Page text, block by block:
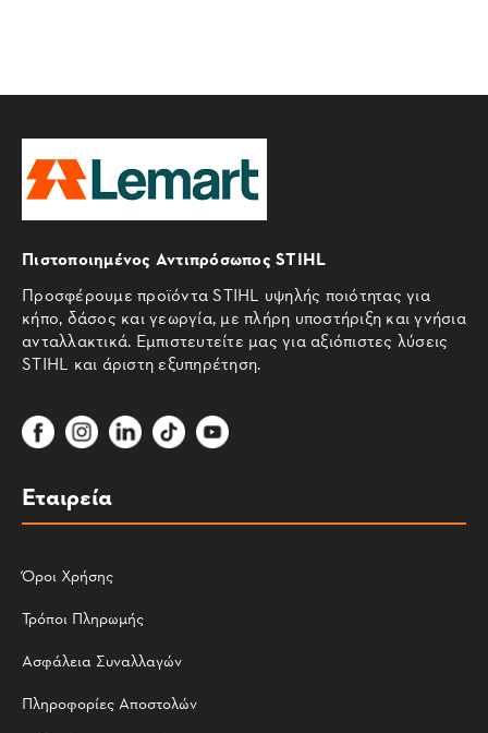
Πιστοποιημένος Αντιπρόσωπος STIHL
Προσφέρουμε προϊόντα STIHL υψηλής ποιότητας για
κήπο, δάσος και γεωργία, με πλήρη υποστήριξη και γνήσια
ανταλλακτικά. Εμπιστευτείτε μας για αξιόπιστες λύσεις
STIHL και άριστη εξυπηρέτηση.
Εταιρεία
Όροι Χρήσης
Τρόποι Πληρωμής
Ασφάλεια Συναλλαγών
Πληροφορίες Αποστολών